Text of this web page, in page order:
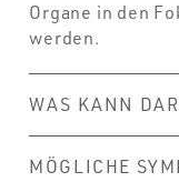
Organe in den
werden.
WAS KANN
MÖGLICHE